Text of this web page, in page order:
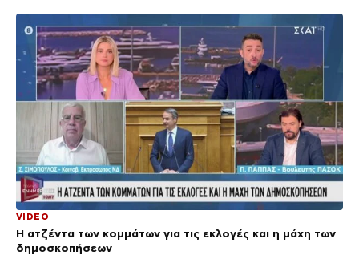
VIDEO
Η ατζέντα των κομμάτων για τις εκλογές και η μάχη των
δημοσκοπήσεων